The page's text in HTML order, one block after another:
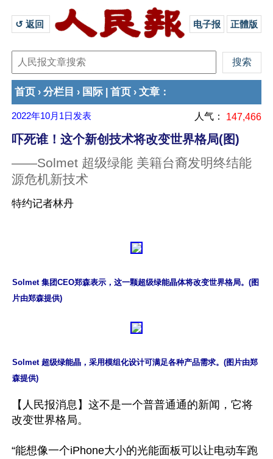
↺ 返回 电子报 正體版
首页 › 分栏目 › 国际 首页 › 文章 ：
2022年10月1日 发表 人气： 147,466
吓死谁！这个新创技术将改变世界格局(图)
——Solmet 超级绿能 美籍台裔发明终结能
源危机新技术
特约记者林丹
Solmet 集团CEO郑森表示，这一颗超级绿能晶体将改变世界格局。(图
片由郑森提供)
Solmet 超级绿能晶，采用模组化设计可满足各种产品需求。(图片由郑
森提供)
【人民报消息】这不是一个普普通通的新闻，它将
改变世界格局。
“能想像一个iPhone大小的光能面板可以让电动车跑